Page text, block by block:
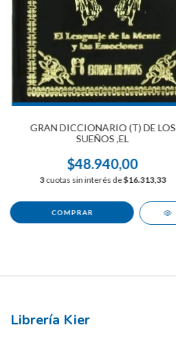
GRAN DICCIONARIO (T) DE LOS
SUEÑOS ,EL
$48.940,00
3cuotas sin interés de$16.313,33
Librería Kier